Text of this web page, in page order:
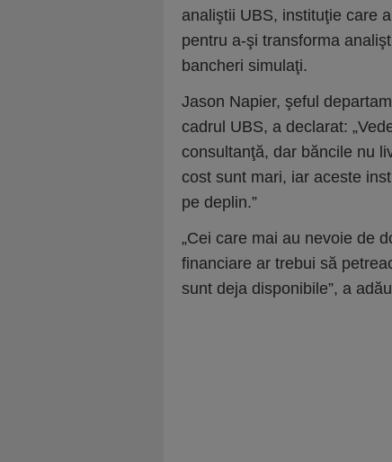
analiştii UBS, instituţie care
pentru a-şi transforma
bancheri simulaţi.
Jason Napier, şeful
cadrul UBS, a declarat:
consultanţă, dar băncile nu
cost sunt mari, iar aceste
pe deplin.”
„Cei care mai au nevoie de
financiare ar trebui să
sunt deja disponibile”, a